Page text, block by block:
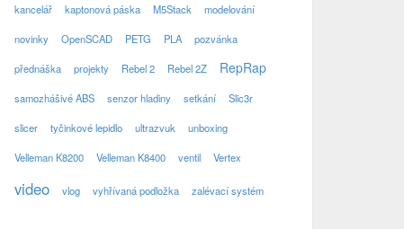
kancelář kaptonová páska M5Stack modelování
novinky OpenSCAD PETG PLA pozvánka
přednáška projekty Rebel 2 Rebel 2Z RepRap
samozhášivé ABS senzor hladiny setkání Slic3r
slicer tyčinkové lepidlo ultrazvuk unboxing
Velleman K8200 Velleman K8400 ventil Vertex
video vlog vyhřívaná podložka zalévací systém